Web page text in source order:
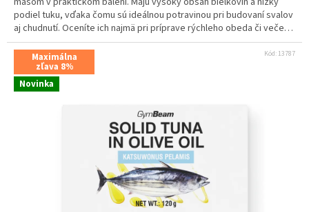
podiel tuku, vďaka čomu sú ideálnou potravinou pri budovaní svalov
aj chudnutí. Oceníte ich najmä pri príprave rýchleho obeda či večere
alebo ako jedlo na cesty.
Maximálna
zľava 8%
Novinka
Kód: 13787